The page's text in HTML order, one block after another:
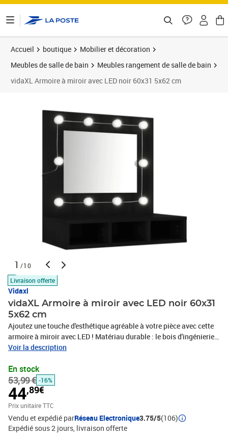
Accueil boutique
Mobilier et décoration
Meubles de salle de bain
Meubles rangement de salle de bain
vidaXL Armoire à miroir avec LED noir 60x31 5x62 cm
1 /10
Livraison offerte
Vidaxl
vidaXL Armoire à miroir avec LED noir 60x31
5x62 cm
Ajoutez une touche d'esthétique agréable à votre pièce avec cette
armoire à miroir avec LED ! Matériau durable : le bois d'ingénierie
est d'une qualité exceptionnelle avec une surface lisse et présente
LED : l'armoire à miroir est équipée d'ampoules LED avec USB, ce
qui permet de changer facilement de mode du blanc chaud au
blanc froid. Les ampoules LED autour du miroir illuminent
également votre beauté.Modes d'installation flexibles : cette
armoire à miroir à LED peut être placée de manière stable sur votre
commode, ou vous pouvez la monter au mur pour économiser de
l'espace au sol.Espace de rangement suffisant : grâce à la
Voir la description
En stock
53,99 € -16%
44,89€
Prix unitaire TTC
Vendu et expédié parRéseau Electronique3.75/5(106)
Expédié sous 2 jours livraison offerte